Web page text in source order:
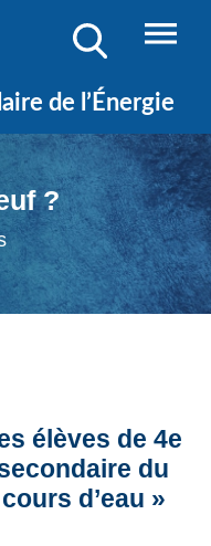
de l’Énergie
?
élèves de 4e
du
d’eau »